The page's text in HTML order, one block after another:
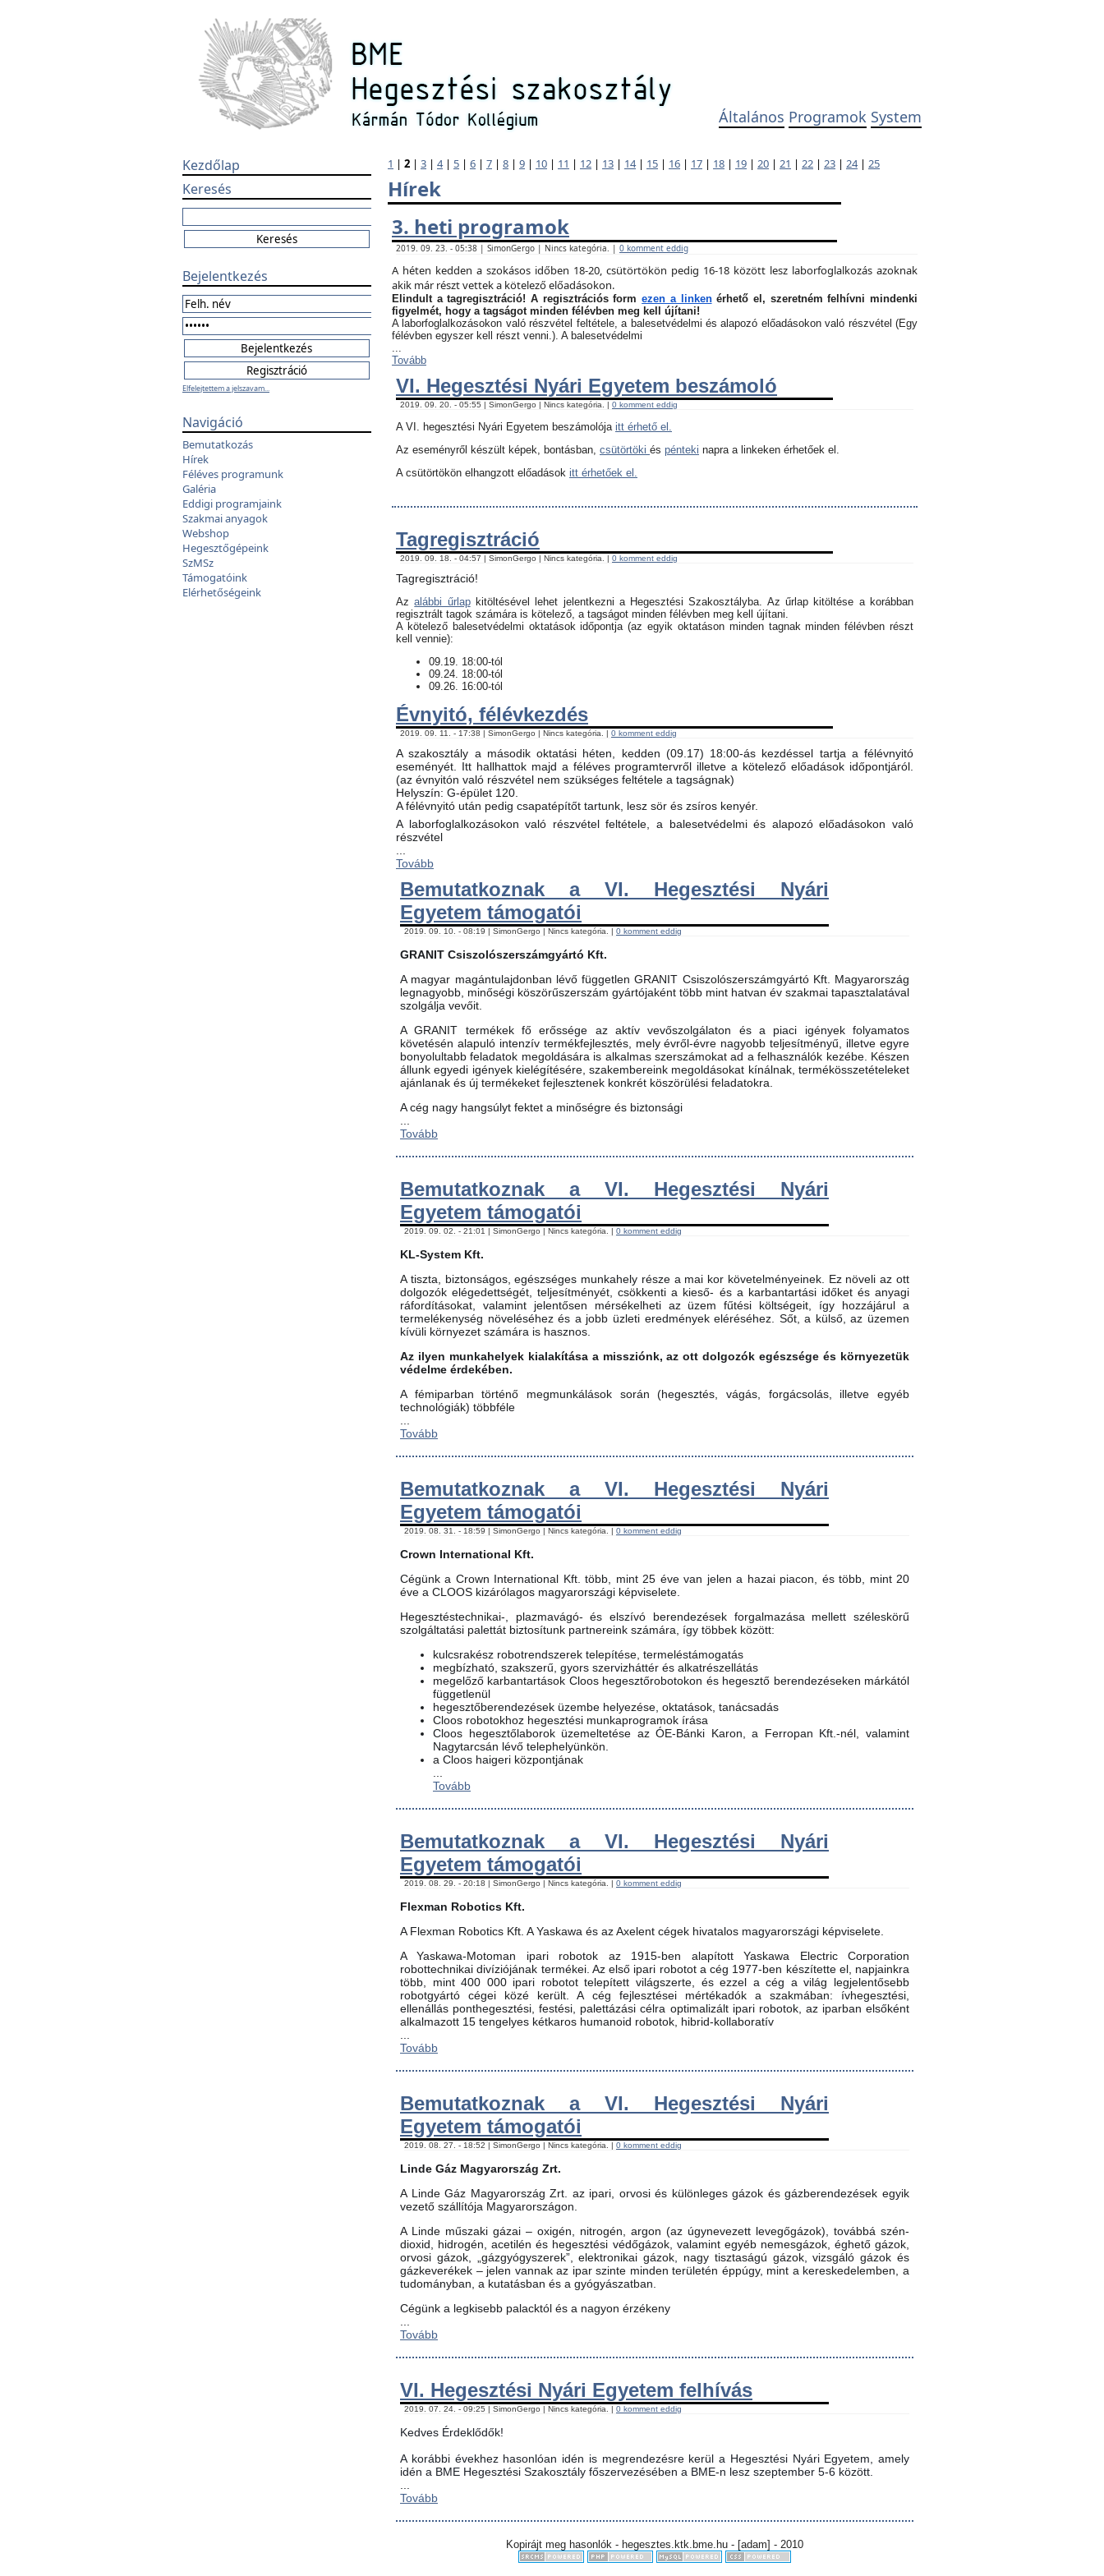
Általános Programok System
Kezdőlap
Keresés
Bejelentkezés
Elfelejtettem a jelszavam...
Navigáció
Bemutatkozás
Hírek
Féléves programunk
Galéria
Eddigi programjaink
Szakmai anyagok
Webshop
Hegesztőgépeink
SzMSz
Támogatóink
Elérhetőségeink
1 | 2 | 3 | 4| 5 | 6 | 7 | 8 | 9 | 10 | 11 | 12 | 13 | 14| 15 | 16 | 17 | 18 | 19 | 20 | 21 | 22 | 23 | 24| 25
Hírek
3. heti programok
2019. 09. 23. - 05:38 | SimonGergo | Nincs kategória. | 0 komment eddig
A héten kedden a szokásos időben 18-20, csütörtökön pedig 16-18 között lesz laborfoglalkozás azoknak
akik már részt vettek a kötelező előadásokon.
Elindult a tagregisztráció! A regisztrációs formezen a linkenérhető el, szeretném felhívni mindenki
figyelmét, hogy a tagságot minden félévben meg kell újítani!
A laborfoglalkozásokon való részvétel feltétele, a balesetvédelmi és alapozó előadásokon való részvétel (Egy
félévben egyszer kell részt venni.). A balesetvédelmi
...
Tovább
VI. Hegesztési Nyári Egyetem beszámoló
2019. 09. 20. - 05:55 | SimonGergo | Nincs kategória. | 0 komment eddig
A VI. hegesztési Nyári Egyetem beszámolója itt érhető el.
Az eseményről készült képek, bontásban, csütörtöki és pénteki napra a linkeken érhetőek el.
A csütörtökön elhangzott előadások itt érhetőek el.
Tagregisztráció
2019. 09. 18. - 04:57 | SimonGergo | Nincs kategória. | 0 komment eddig
Tagregisztráció!
Azalábbi űrlapkitöltésével lehet jelentkezni a Hegesztési Szakosztályba. Az űrlap kitöltése a korábban
regisztrált tagok számára is kötelező, a tagságot minden félévben meg kell újítani.
​A kötelező balesetvédelmi oktatások időpontja (az egyik oktatáson minden tagnak minden félévben részt
kell vennie):
09.19. 18:00-tól
09.24. 18:00-tól
09.26. 16:00-tól
Évnyitó, félévkezdés
2019. 09. 11. - 17:38 | SimonGergo | Nincs kategória. | 0 komment eddig
A szakosztály a második oktatási héten, kedden (09.17) 18:00-ás kezdéssel tartja a félévnyitó
eseményét. Itt hallhattok majd a féléves programtervről illetve a kötelező előadások időpontjáról.
(az évnyitón való részvétel nem szükséges feltétele a tagságnak)
Helyszín: G-épület 120.
A félévnyitó után pedig csapatépítőt tartunk, lesz sör és zsíros kenyér.
A laborfoglalkozásokon való részvétel feltétele, a balesetvédelmi és alapozó előadásokon való
részvétel
Tovább
Bemutatkoznak a VI. Hegesztési Nyári
Egyetem támogatói
2019. 09. 10. - 08:19 | SimonGergo | Nincs kategória. | 0 komment eddig
GRANIT Csiszolószerszámgyártó Kft.
A magyar magántulajdonban lévő független GRANIT Csiszolószerszámgyártó Kft. Magyarország
legnagyobb, minőségi köszörűszerszám gyártójaként több mint hatvan év szakmai tapasztalatával
szolgálja vevőit.
A GRANIT termékek fő erőssége az aktív vevőszolgálaton és a piaci igények folyamatos
követésén alapuló intenzív termékfejlesztés, mely évről-évre nagyobb teljesítményű, illetve egyre
bonyolultabb feladatok megoldására is alkalmas szerszámokat ad a felhasználók kezébe. Készen
állunk egyedi igények kielégítésére, szakembereink megoldásokat kínálnak, termékösszetételeket
ajánlanak és új termékeket fejlesztenek konkrét köszörülési feladatokra.
A cég nagy hangsúlyt fektet a minőségre és biztonsági
Tovább
Bemutatkoznak a VI. Hegesztési Nyári
Egyetem támogatói
2019. 09. 02. - 21:01 | SimonGergo | Nincs kategória. | 0 komment eddig
KL-System Kft.
A tiszta, biztonságos, egészséges munkahely része a mai kor követelményeinek. Ez növeli az ott
dolgozók elégedettségét, teljesítményét, csökkenti a kieső- és a karbantartási időket és anyagi
ráfordításokat, valamint jelentősen mérsékelheti az üzem fűtési költségeit, így hozzájárul a
termelékenység növeléséhez és a jobb üzleti eredmények eléréséhez. Sőt, a külső, az üzemen
kívüli környezet számára is hasznos.
Az ilyen munkahelyek kialakítása a missziónk, az ott dolgozók egészsége és környezetük
védelme érdekében.
A fémiparban történő megmunkálások során (hegesztés, vágás, forgácsolás, illetve egyéb
technológiák) többféle
Tovább
Bemutatkoznak a VI. Hegesztési Nyári
Egyetem támogatói
2019. 08. 31. - 18:59 | SimonGergo | Nincs kategória. | 0 komment eddig
Crown International Kft.
Cégünk a Crown International Kft. több, mint 25 éve van jelen a hazai piacon, és több, mint 20
éve a CLOOS kizárólagos magyarországi képviselete.
Hegesztéstechnikai-, plazmavágó- és elszívó berendezések forgalmazása mellett széleskörű
szolgáltatási palettát biztosítunk partnereink számára, így többek között:
kulcsrakész robotrendszerek telepítése, termeléstámogatás
megbízható, szakszerű, gyors szervizháttér és alkatrészellátás
megelőző karbantartások Cloos hegesztőrobotokon és hegesztő berendezéseken márkától
függetlenül
hegesztőberendezések üzembe helyezése, oktatások, tanácsadás
Cloos robotokhoz hegesztési munkaprogramok írása
Cloos hegesztőlaborok üzemeltetése az ÓE-Bánki Karon, a Ferropan Kft.-nél, valamint
Nagytarcsán lévő telephelyünkön.
a Cloos haigeri központjának
Tovább
Bemutatkoznak a VI. Hegesztési Nyári
Egyetem támogatói
2019. 08. 29. - 20:18 | SimonGergo | Nincs kategória. | 0 komment eddig
Flexman Robotics Kft.
A Flexman Robotics Kft. A Yaskawa és az Axelent cégek hivatalos magyarországi képviselete.
A Yaskawa-Motoman ipari robotok az 1915-ben alapított Yaskawa Electric Corporation
robottechnikai divíziójának termékei. Az első ipari robotot a cég 1977-ben készítette el, napjainkra
több, mint 400 000 ipari robotot telepített világszerte, és ezzel a cég a világ legjelentősebb
robotgyártó cégei közé került. A cég fejlesztései mértékadók a szakmában: ívhegesztési,
ellenállás ponthegesztési, festési, palettázási célra optimalizált ipari robotok, az iparban elsőként
alkalmazott 15 tengelyes kétkaros humanoid robotok, hibrid-kollaboratív
Tovább
Bemutatkoznak a VI. Hegesztési Nyári
Egyetem támogatói
2019. 08. 27. - 18:52 | SimonGergo | Nincs kategória. | 0 komment eddig
Linde Gáz Magyarország Zrt.
A Linde Gáz Magyarország Zrt. az ipari, orvosi és különleges gázok és gázberendezések egyik
vezető szállítója Magyarországon.
A Linde műszaki gázai – oxigén, nitrogén, argon (az úgynevezett levegőgázok), továbbá szén-
dioxid, hidrogén, acetilén és hegesztési védőgázok, valamint egyéb nemesgázok, éghető gázok,
orvosi gázok, „gázgyógyszerek”, elektronikai gázok, nagy tisztaságú gázok, vizsgáló gázok és
gázkeverékek – jelen vannak az ipar szinte minden területén éppúgy, mint a kereskedelemben, a
tudományban, a kutatásban és a gyógyászatban.
Cégünk a legkisebb palacktól és a nagyon érzékeny
Tovább
VI. Hegesztési Nyári Egyetem felhívás
2019. 07. 24. - 09:25 | SimonGergo | Nincs kategória. | 0 komment eddig
Kedves Érdeklődők!
A korábbi évekhez hasonlóan idén is megrendezésre kerül a Hegesztési Nyári Egyetem, amely
idén a BME Hegesztési Szakosztály főszervezésében a BME-n lesz szeptember 5-6 között.
Tovább
Kopirájt meg hasonlók - hegesztes.ktk.bme.hu - [adam] - 2010